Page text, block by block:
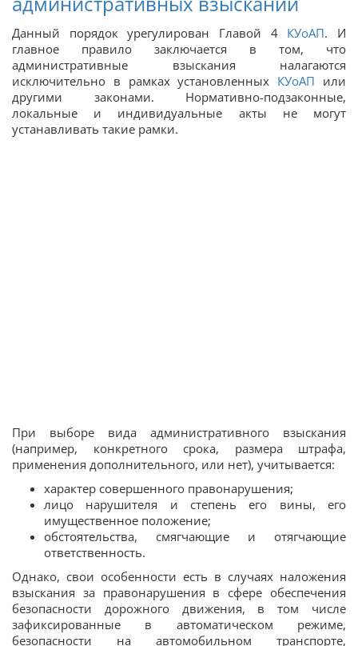
Данный порядок урегулирован Главой 4 КУоАП. И
главное правило заключается в том, что
административные взыскания налагаются
исключительно в рамках установленных КУоАП или
другими законами. Нормативно-подзаконные,
локальные и индивидуальные акты не могут
устанавливать такие рамки.
При выборе вида административного взыскания
(например, конкретного срока, размера штрафа,
применения дополнительного, или нет), учитывается:
характер совершенного правонарушения;
лицо нарушителя и степень его вины, его
имущественное положение;
обстоятельства, смягчающие и отягчающие
ответственность.
Однако, свои особенности есть в случаях наложения
взыскания за правонарушения в сфере обеспечения
безопасности дорожного движения, в том числе
зафиксированные в автоматическом режиме,
безопасности на автомобильном транспорте,